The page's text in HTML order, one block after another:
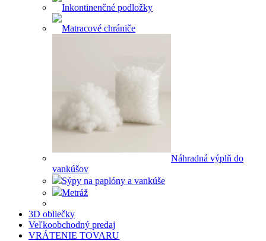
Inkontinenčné podložky
Matracové chrániče
Náhradná výplň do
vankúšov
Sýpy na paplóny a vankúše
Metráž
3D obliečky
Veľkoobchodný predaj
VRÁTENIE TOVARU